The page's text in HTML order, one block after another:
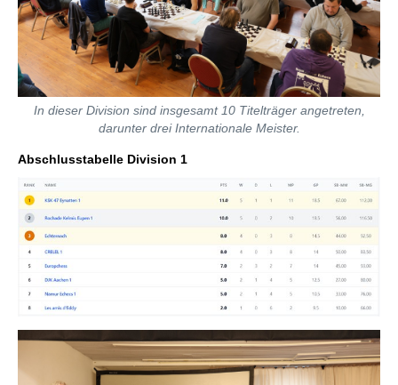
In dieser Division sind insgesamt 10 Titelträger angetreten,
darunter drei Internationale Meister.
Abschlusstabelle Division 1